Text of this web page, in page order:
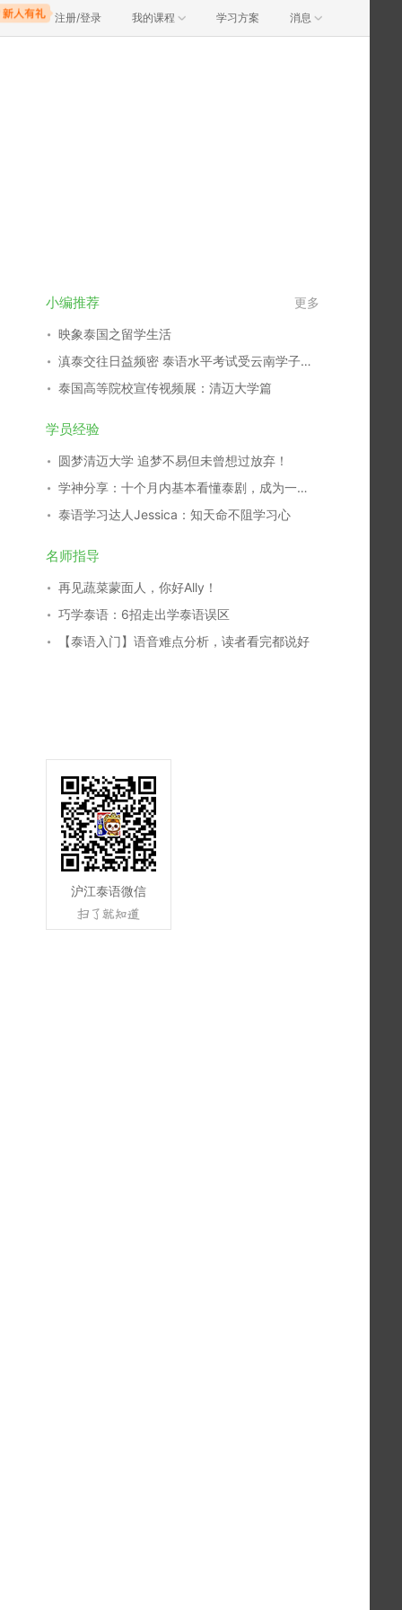
注册/登录 我的课程 学习方案 消息
小编推荐 更多
映象泰国之留学生活
滇泰交往日益频密 泰语水平考试受云南学子热捧
泰国高等院校宣传视频展：清迈大学篇
学员经验
圆梦清迈大学 追梦不易但未曾想过放弃！
学神分享：十个月内基本看懂泰剧，成为一名泰剧翻译，我是这么学习的！
泰语学习达人Jessica：知天命不阻学习心
名师指导
再见蔬菜蒙面人，你好Ally！
巧学泰语：6招走出学泰语误区
【泰语入门】语音难点分析，读者看完都说好
沪江泰语微信